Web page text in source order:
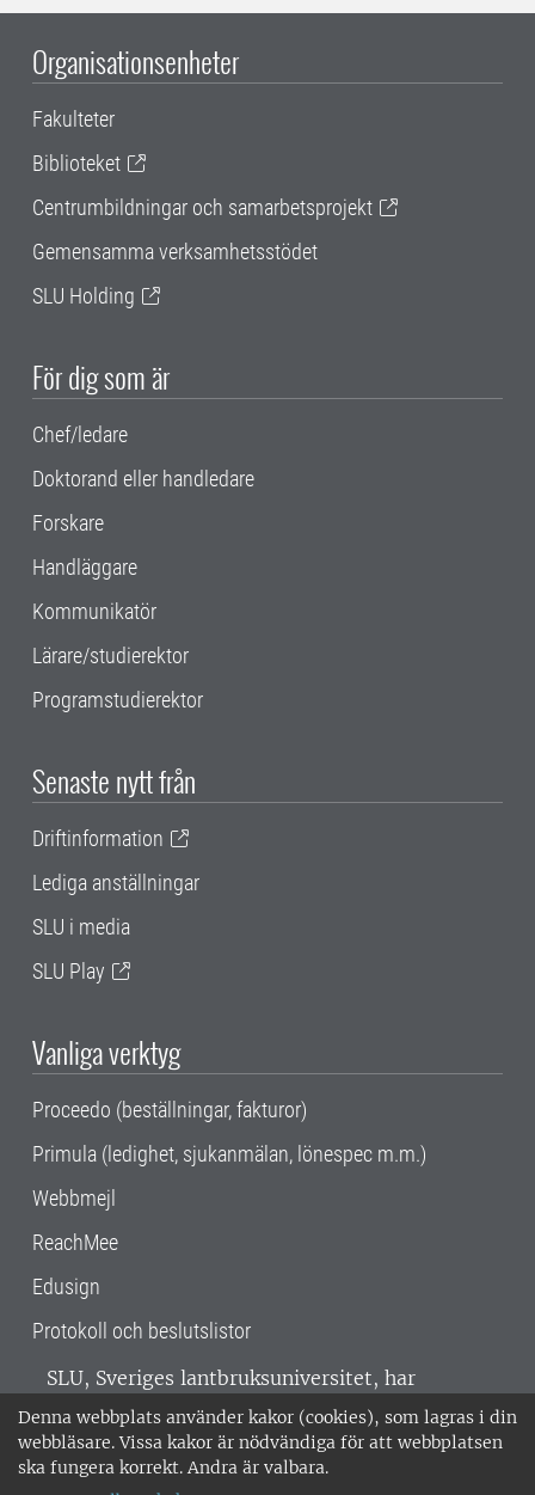
Denna webbplats använder kakor (cookies), som lagras i din
webbläsare. Vissa kakor är nödvändiga för att webbplatsen
ska fungera korrekt. Andra är valbara.
Organisationsenheter
Fakulteter
Biblioteket
Centrumbildningar och samarbetsprojekt
Gemensamma verksamhetsstödet
SLU Holding
För dig som är
Chef/ledare
Doktorand eller handledare
Forskare
Handläggare
Kommunikatör
Lärare/studierektor
Programstudierektor
Senaste nytt från
Driftinformation
Lediga anställningar
SLU i media
SLU Play
Vanliga verktyg
Proceedo (beställningar, fakturor)
Primula (ledighet, sjukanmälan, lönespec m.m.)
Webbmejl
ReachMee
Edusign
Protokoll och beslutslistor
SLU, Sveriges lantbruksuniversitet, har
verksamhet över hela Sverige. Huvudorter är
Alnarp, Uppsala och Umeå.SLU är
miljöcertifierat enligt ISO 14001. •